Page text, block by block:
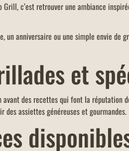
c’est retrouver une ambiance
un anniversaire ou une simple envie de
et
avant des recettes qui font la réputation
des assiettes généreuses et gourmandes.